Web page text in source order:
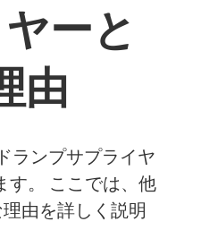
自転車ライト
その他
オセアニア
ーと
由
ランプサプライヤ
す。 ここでは、他
理由を詳しく説明